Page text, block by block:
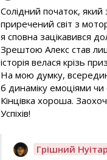
Солідний початок,
приречений світ з
я сповна зацікавився
Зрештою Алекс став
історія велася крізь
На мою думку,
б динаміку емоціями
Кінцівка хороша.
Успіхів!
Грішний